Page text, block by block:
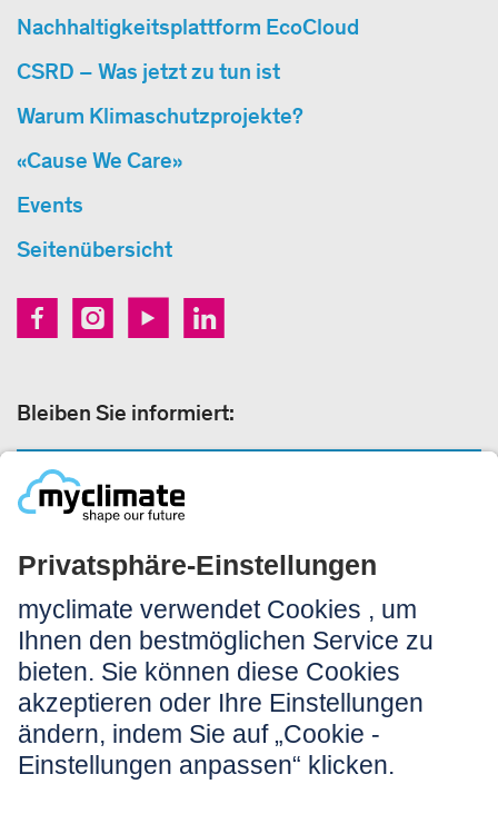
Nachhaltigkeitsplattform EcoCloud
CSRD – Was jetzt zu tun ist
Warum Klimaschutzprojekte?
«Cause We Care»
Events
Seitenübersicht
Bleiben Sie informiert:
Rechtliches:
Impressum
Nutzungshinweis
AGB
Datenschutz